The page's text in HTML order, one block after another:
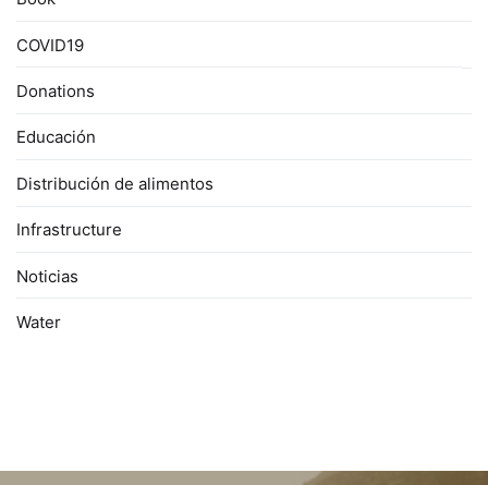
COVID19
Donations
Educación
Distribución de alimentos
Infrastructure
Noticias
Water